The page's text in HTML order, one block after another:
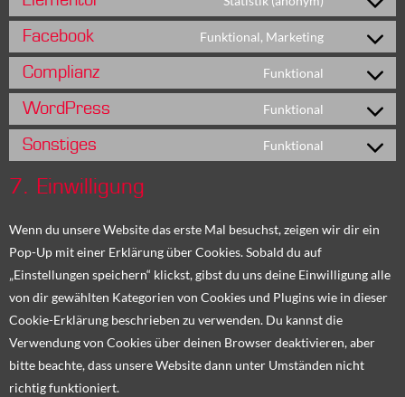
Facebook Funktional, Marketing
Complianz Funktional
WordPress Funktional
Sonstiges Funktional
7. Einwilligung
Wenn du unsere Website das erste Mal besuchst, zeigen wir dir ein
Pop-Up mit einer Erklärung über Cookies. Sobald du auf
„Einstellungen speichern“ klickst, gibst du uns deine Einwilligung alle
von dir gewählten Kategorien von Cookies und Plugins wie in dieser
Cookie-Erklärung beschrieben zu verwenden. Du kannst die
Verwendung von Cookies über deinen Browser deaktivieren, aber
bitte beachte, dass unsere Website dann unter Umständen nicht
richtig funktioniert.